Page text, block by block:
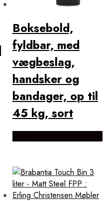
Boksebold,
fyldbar, med
vægbeslag,
handsker og
bandager, op til
45 kg, sort